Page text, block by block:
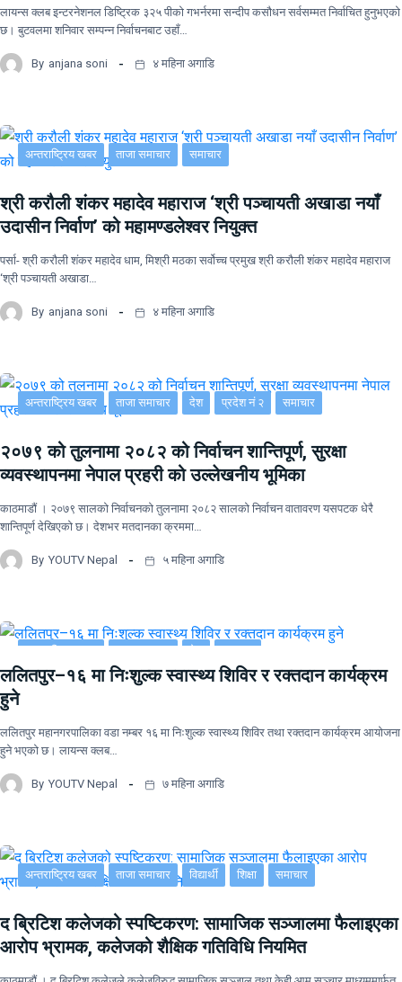
लायन्स क्लब इन्टरनेशनल डिष्ट्रिक ३२५ पीको गभर्नरमा सन्दीप कसौधन सर्वसम्मत निर्वाचित हुनुभएको
छ। बुटवलमा शनिवार सम्पन्न निर्वाचनबाट उहाँ…
By anjana soni ४ महिना अगाडि
अन्तराष्ट्रिय खबर ताजा समाचार समाचार
श्री करौली शंकर महादेव महाराज ‘श्री पञ्चायती अखाडा नयाँ
उदासीन निर्वाण’ को महामण्डलेश्वर नियुक्त
पर्सा- श्री करौली शंकर महादेव धाम, मिश्री मठका सर्वोच्च प्रमुख श्री करौली शंकर महादेव महाराज
‘श्री पञ्चायती अखाडा…
By anjana soni ४ महिना अगाडि
अन्तराष्ट्रिय खबर ताजा समाचार देश प्रदेश नं २ समाचार
२०७९ को तुलनामा २०८२ को निर्वाचन शान्तिपूर्ण, सुरक्षा
व्यवस्थापनमा नेपाल प्रहरी को उल्लेखनीय भूमिका
काठमाडौं । २०७९ सालको निर्वाचनको तुलनामा २०८२ सालको निर्वाचन वातावरण यसपटक धेरै
शान्तिपूर्ण देखिएको छ। देशभर मतदानका क्रममा…
By YOUTV Nepal ५ महिना अगाडि
अन्तराष्ट्रिय खबर ताजा समाचार देश समाचार
ललितपुर–१६ मा निःशुल्क स्वास्थ्य शिविर र रक्तदान कार्यक्रम
हुने
ललितपुर महानगरपालिका वडा नम्बर १६ मा निःशुल्क स्वास्थ्य शिविर तथा रक्तदान कार्यक्रम आयोजना
हुने भएको छ। लायन्स क्लब…
By YOUTV Nepal ७ महिना अगाडि
अन्तराष्ट्रिय खबर ताजा समाचार विद्यार्थी शिक्षा समाचार
द ब्रिटिश कलेजको स्पष्टिकरण: सामाजिक सञ्जालमा फैलाइएका
आरोप भ्रामक, कलेजको शैक्षिक गतिविधि नियमित